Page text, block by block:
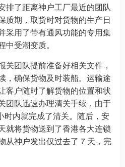
排了距离神户工厂最近的团队
质期，取货时对货物的生产日
采用了带有通风功能的专用集
受潮变质。
关团队提前准备好相关文件，
，确保货物及时装船。运输途
客户随时了解货物的位置和状
团队迅速办理清关手续，由于
时内就完成了清关。随后，安
就将货物送到了香港各大连锁
从神户发出仅过去了 7 天，完